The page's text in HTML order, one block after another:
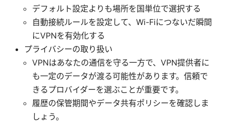
デフォルト設定よりも場所を国単位で選択する
自動接続ルールを設定して、Wi-Fiにつないだ瞬間
にVPNを有効化する
プライバシーの取り扱い
VPNはあなたの通信を守る一方で、VPN提供者に
も一定のデータが渡る可能性があります。信頼で
きるプロバイダーを選ぶことが重要です。
履歴の保管期間やデータ共有ポリシーを確認しま
しょう。